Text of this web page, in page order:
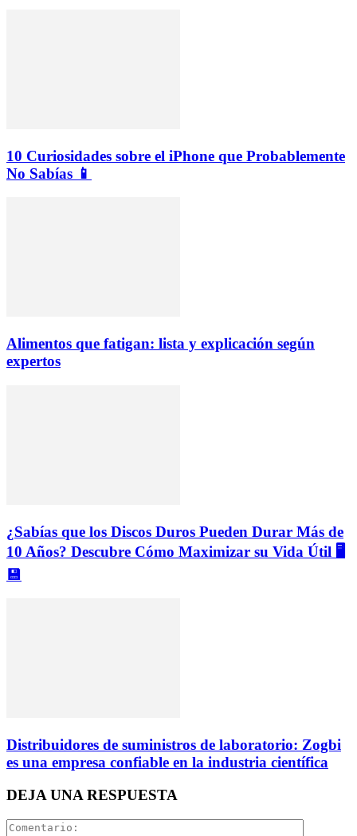
10 Curiosidades sobre el iPhone que Probablemente
No Sabías 📱
Alimentos que fatigan: lista y explicación según
expertos
¿Sabías que los Discos Duros Pueden Durar Más de
10 Años? Descubre Cómo Maximizar su Vida Útil 🖥️
💾
Distribuidores de suministros de laboratorio: Zogbi
es una empresa confiable en la industria científica
DEJA UNA RESPUESTA